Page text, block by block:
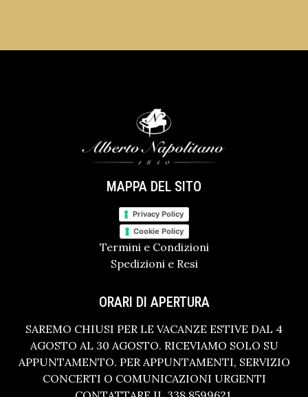
MAPPA DEL SITO
Privacy Policy
Cookie Policy
Termini e Condizioni
Spedizioni e Resi
ORARI DI APERTURA
SAREMO CHIUSI PER LE VACANZE ESTIVE DAL 4
AGOSTO AL 30 AGOSTO. RICEVIAMO SOLO SU
APPUNTAMENTO. PER APPUNTAMENTI, SERVIZIO
CONCERTI O COMUNICAZIONI URGENTI